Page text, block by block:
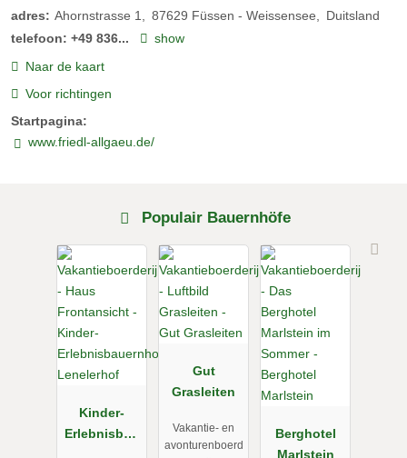
adres: Ahornstrasse 1 87629 Füssen - Weissensee
Duitsland
telefoon: +49 836...
show
Naar de kaart
Voor richtingen
Startpagina:
www.friedl-allgaeu.de/
Populair Bauernhöfe
Kinder-
Erlebnisbau
Gut
Grasleiten
Vakantie- en
avonturenboerd
Berghotel
Marlstein